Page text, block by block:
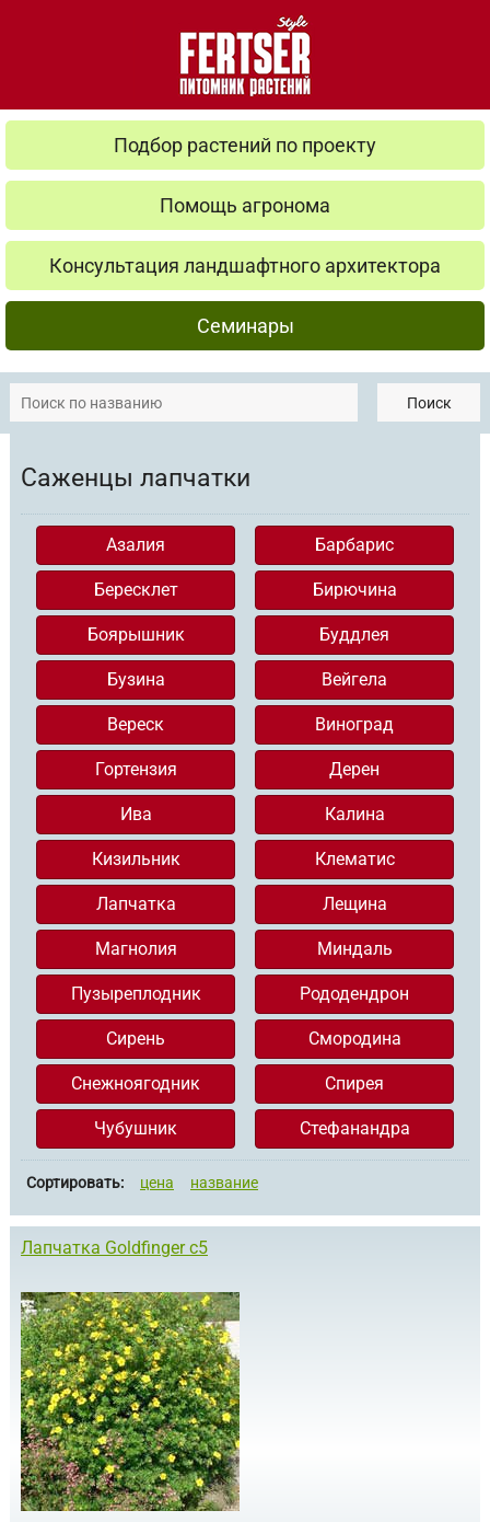
Подбор растений по проекту
Помощь агронома
Консультация ландшафтного архитектора
Семинары
Поиск
Саженцы лапчатки
Азалия Барбарис
Бересклет Бирючина
Боярышник Буддлея
Бузина Вейгела
Вереск Виноград
Гортензия Дерен
Ива Калина
Кизильник Клематис
Лапчатка Лещина
Магнолия Миндаль
Пузыреплодник Рододендрон
Сирень Смородина
Снежноягодник Спирея
Чубушник Стефанандра
Сортировать: цена название
Лапчатка Goldfinger c5